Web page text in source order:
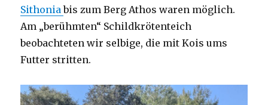
Sithoniabis zum Berg Athos waren möglich.
Am „berühmten“ Schildkrötenteich
beobachteten wir selbige, die mit Kois ums
Futter stritten.